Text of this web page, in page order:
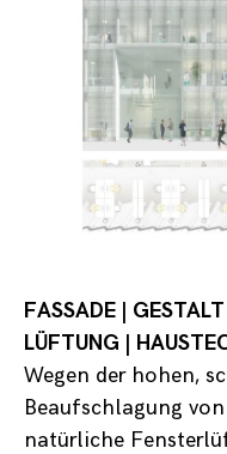
FASSADE |
LÜFTUNG |
Wegen der hohen,
Beaufschlagung
natürliche